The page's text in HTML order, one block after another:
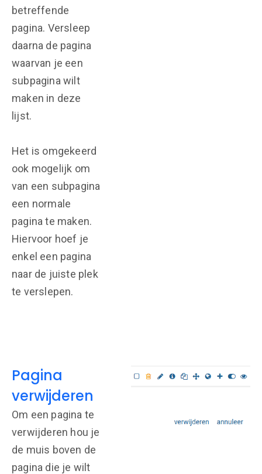
betreffende
pagina. Versleep
daarna de pagina
waarvan je een
subpagina wilt
maken in deze
lijst.
Het is omgekeerd
ook mogelijk om
van een subpagina
een normale
pagina te maken.
Hiervoor hoef je
enkel een pagina
naar de juiste plek
te verslepen.
Pagina
verwijderen
Om een pagina te
verwijderen hou je
de muis boven de
pagina die je wilt